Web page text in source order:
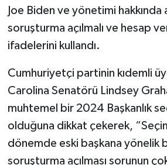
Joe Biden ve yönetimi hakkında
soruşturma açılmalı ve hesap
ifadelerini kullandı.
Cumhuriyetçi partinin kıdemli
Carolina Senatörü Lindsey
muhtemel bir 2024 Başkanlık
olduğuna dikkat çekerek,
dönemde eski başkana yönelik
soruşturma açılması sorunun